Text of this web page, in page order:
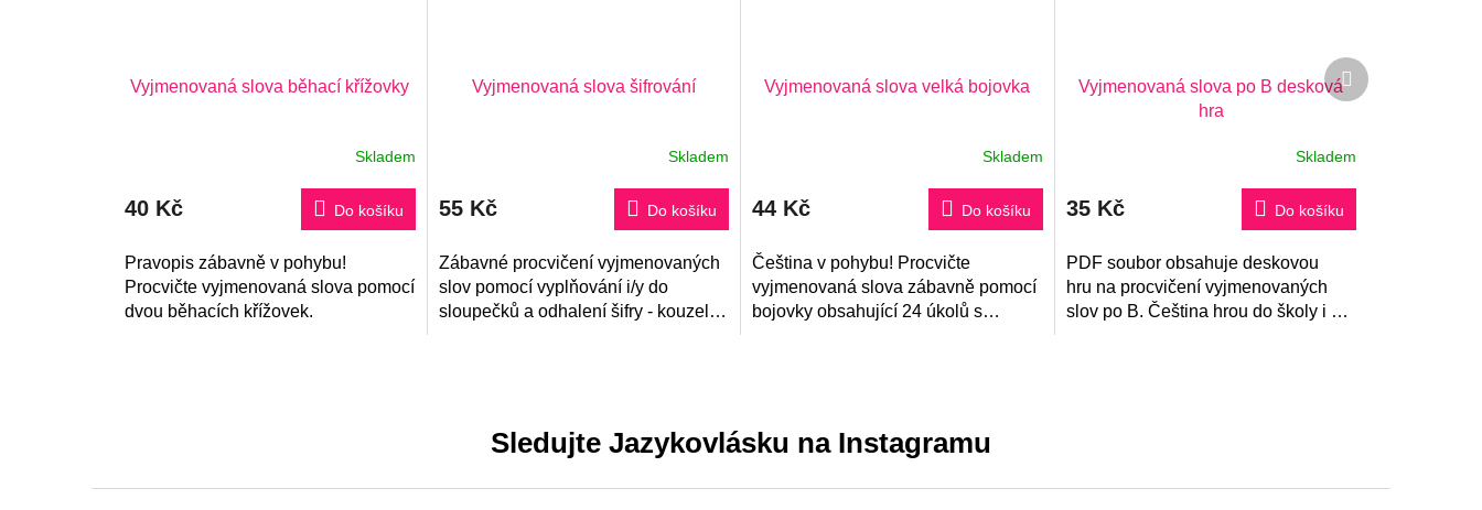
Vyjmenovaná slova běhací křížovky
Skladem
40 Kč Do košíku
Pravopis zábavně v pohybu!
Procvičte vyjmenovaná slova pomocí
dvou běhacích křížovek.
Vyjmenovaná slova šifrování
je
5
hvězdiček.
Skladem
55 Kč Do košíku
Zábavné procvičení vyjmenovaných
slov pomocí vyplňování i/y do
sloupečků a odhalení šifry - kouzelné
Vyjmenovaná slova velká bojovka
Skladem
44 Kč Do košíku
Čeština v pohybu! Procvičte
vyjmenovaná slova zábavně pomocí
bojovky obsahující 24 úkolů s
Vyjmenovaná slova po B desková
hra
Skladem
35 Kč Do košíku
PDF soubor obsahuje deskovou
hru na procvičení vyjmenovaných
slov po B. Čeština hrou do školy i na
Další
produkt
Sledujte Jazykovlásku na Instagramu